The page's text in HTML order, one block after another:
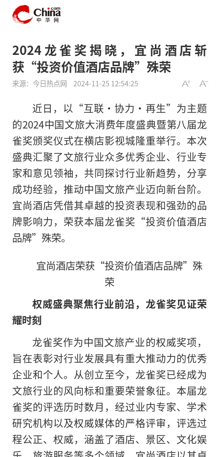
2024龙雀奖揭晓，宜尚酒店斩
获“投资价值酒店品牌”殊荣
来源：今日热点网 2024-11-25 12:54:25
近日，以“互联·协力·再生”为主题
的2024中国文旅大消费年度盛典暨第八届龙
雀奖颁奖仪式在横店影视城隆重举行。本次
盛典汇聚了文旅行业众多优秀企业、行业专
家和意见领袖，共同探讨行业新趋势，分享
成功经验，推动中国文旅产业迈向新台阶。
宜尚酒店凭借其卓越的投资表现和强劲的品
牌影响力，荣获本届龙雀奖“投资价值酒店
品牌”殊荣。
宜尚酒店荣获“投资价值酒店品牌”殊
荣
权威盛典聚焦行业前沿，龙雀奖见证荣
耀时刻
龙雀奖作为中国文旅产业的权威奖项，
旨在表彰对行业发展具有重大推动力的优秀
企业和个人。从创立至今，龙雀奖已经成为
文旅行业的风向标和重要荣誉象征。本届龙
雀奖的评选历时数月，经过业内专家、学术
研究机构以及权威媒体的严格评审，评选过
程公正、权威，涵盖了酒店、景区、文化娱